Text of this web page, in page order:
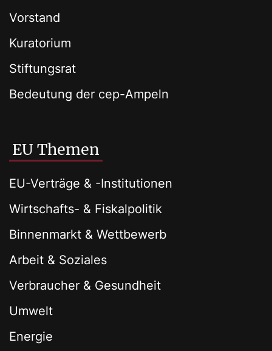
Vorstand
Kuratorium
Stiftungsrat
Bedeutung der cep-Ampeln
EU Themen
EU-Verträge & -Institutionen
Wirtschafts- & Fiskalpolitik
Binnenmarkt & Wettbewerb
Arbeit & Soziales
Verbraucher & Gesundheit
Umwelt
Energie